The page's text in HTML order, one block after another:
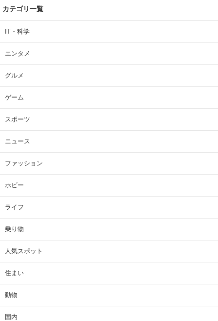
カテゴリ一覧
IT・科学
エンタメ
グルメ
ゲーム
スポーツ
ニュース
ファッション
ホビー
ライフ
乗り物
人気スポット
住まい
動物
国内